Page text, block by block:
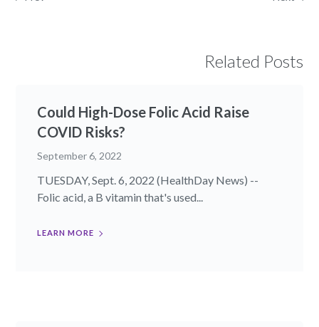
Related Posts
Could High-Dose Folic Acid Raise
COVID Risks?
September 6, 2022
TUESDAY, Sept. 6, 2022 (HealthDay News) --
Folic acid, a B vitamin that's used...
LEARN MORE